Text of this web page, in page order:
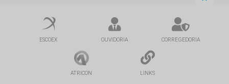
ESCOEX OUVIDORIA CORREGEDORIA
ATRICON LINKS